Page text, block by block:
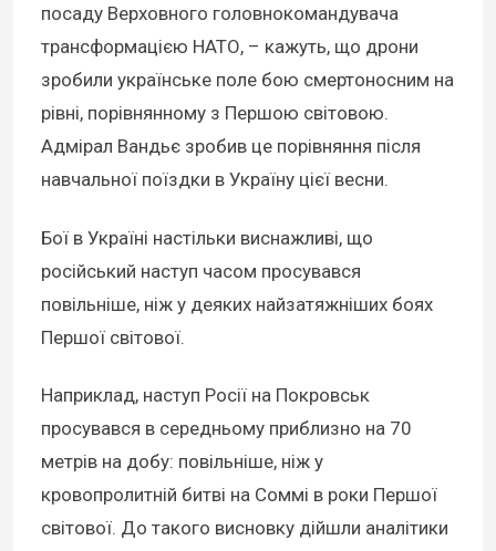
посаду Верховного головнокомандувача
трансформацією НАТО, – кажуть, що дрони
зробили українське поле бою смертоносним на
рівні, порівнянному з Першою світовою.
Адмірал Вандьє зробив це порівняння після
навчальної поїздки в Україну цієї весни.
Бої в Україні настільки виснажливі, що
російський наступ часом просувався
повільніше, ніж у деяких найзатяжніших боях
Першої світової.
Наприклад, наступ Росії на Покровськ
просувався в середньому приблизно на 70
метрів на добу: повільніше, ніж у
кровопролитній битві на Соммі в роки Першої
світової. До такого висновку дійшли аналітики